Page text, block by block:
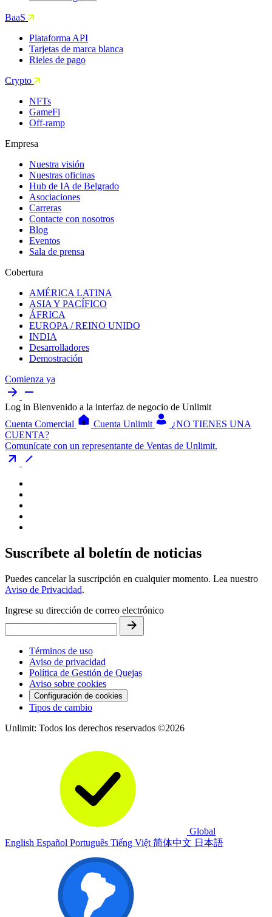
BaaS
Plataforma API
Tarjetas de marca blanca
Rieles de pago
Crypto
NFTs
GameFi
Off-ramp
Empresa
Nuestra visión
Nuestras oficinas
Hub de IA de Belgrado
Asociaciones
Carreras
Contacte con nosotros
Blog
Eventos
Sala de prensa
Cobertura
AMÉRICA LATINA
ASIA Y PACÍFICO
ÁFRICA
EUROPA / REINO UNIDO
INDIA
Desarrolladores
Demostración
Comienza ya
Log in Bienvenido a la interfaz de negocio de Unlimit
Cuenta Comercial
Cuenta Unlimit
¿NO TIENES UNA
CUENTA?
Comunícate con un representante de Ventas de Unlimit.
Suscríbete al boletín de noticias
Puedes cancelar la suscripción en cualquier momento. Lea nuestro
Aviso de Privacidad.
Ingrese su dirección de correo electrónico
Términos de uso
Aviso de privacidad
Política de Gestión de Quejas
Aviso sobre cookies
Configuración de cookies
Tipos de cambio
Unlimit: Todos los derechos reservados ©2026
Global
English Español Português Tiếng Việt 简体中文 日本語